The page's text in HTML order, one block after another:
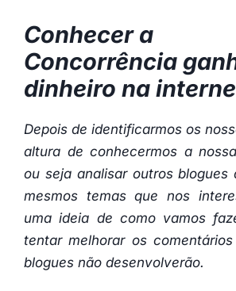
Conhecer a
Concorrência
dinheiro na
Depois de identificarmos os
altura de conhecermos a
ou seja analisar outros blogues
mesmos temas que nos
uma ideia de como vamos
tentar melhorar os
blogues não desenvolverão.